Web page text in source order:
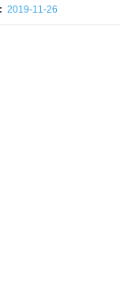
2019-11-26